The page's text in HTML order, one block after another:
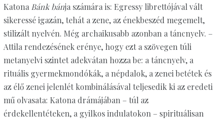
Katona Bánk bánja számára is: Egressy librettójával vált
sikeressé igazán, tehát a zene, az énekbeszéd megemelt,
stilizált nyelvén. Még archaikusabb azonban a táncnyelv. –
Attila rendezésének erénye, hogy ezt a szövegen túli
metanyelvi szintet adekvátan hozza be: a táncnyelv, a
rituális gyermekmondókák, a népdalok, a zenei betétek és
az élő zenei jelenlét kombinálásával teljesedik ki az eredeti
mű olvasata: Katona drámájában – túl az
érdekellentéteken, a gyilkos indulatokon – spirituálisan